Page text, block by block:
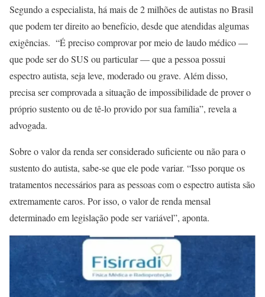
Segundo a especialista, há mais de 2 milhões de autistas no Brasil
que podem ter direito ao benefício, desde que atendidas algumas
exigências. “É preciso comprovar por meio de laudo médico —
que pode ser do SUS ou particular — que a pessoa possui
espectro autista, seja leve, moderado ou grave. Além disso,
precisa ser comprovada a situação de impossibilidade de prover o
próprio sustento ou de tê-lo provido por sua família”, revela a
advogada.
Sobre o valor da renda ser considerado suficiente ou não para o
sustento do autista, sabe-se que ele pode variar. “Isso porque os
tratamentos necessários para as pessoas com o espectro autista são
extremamente caros. Por isso, o valor de renda mensal
determinado em legislação pode ser variável”, aponta.